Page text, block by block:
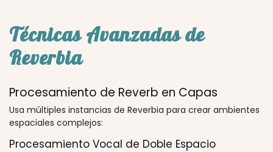
Técnicas Avanzadas de
Reverbia
Procesamiento de Reverb en Capas
Usa múltiples instancias de Reverbia para crear ambientes
espaciales complejos:
Procesamiento Vocal de Doble Espacio